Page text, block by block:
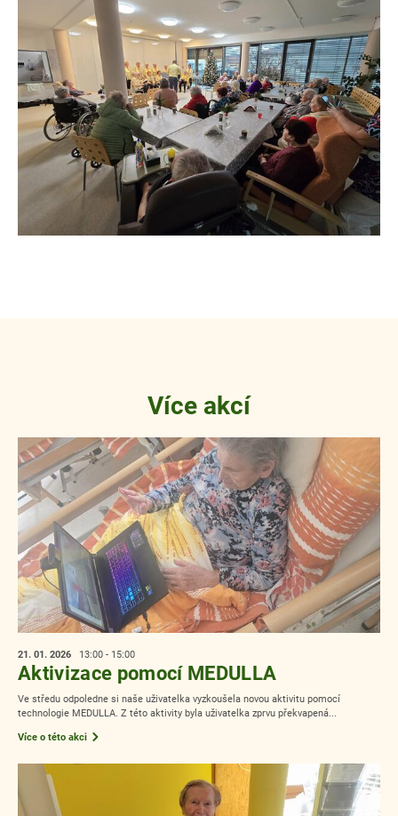
Více akcí
21. 01. 2026 13:00 - 15:00
Aktivizace pomocí MEDULLA
Ve středu odpoledne si naše uživatelka vyzkoušela novou aktivitu pomocí
technologie MEDULLA. Z této aktivity byla uživatelka zprvu překvapená...
Více o této akci